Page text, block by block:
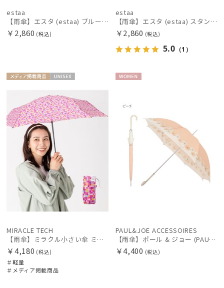
estaa
【雨傘】エスタ (estaa) ブルーム 折りたたみ傘 晴雨兼用 UV 耐風傘
￥2,860 (税込)
estaa
【雨傘】エスタ (estaa) スタンプフラワー 折りたたみ傘 晴雨兼用 UV 耐風傘
￥2,860 (税込)
5.0 （1）
X
MIRACLE TECH
【雨傘】ミラクル小さい傘 ミラクルテック (MIRACLE TECH) モザイク 50㎝ 最小折りたたみ傘 晴雨兼用 UV 軽量 レディース メンズ ユニセックス
￥4,180 (税込)
＃軽量
＃メディア掲載商品
PAUL&JOE ACCESSOIRES
【雨傘】ポール & ジョー (PAUL & JOE ACCESSOIRES) クリザンテーム 長傘 RP10172
￥4,400 (税込)